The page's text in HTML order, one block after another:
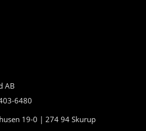
AB
6480
19-0 | 274 94 Skurup